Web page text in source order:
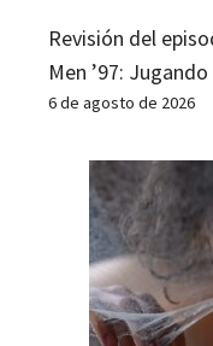
Revisión del
Men ’97:
6 de agosto de 2026